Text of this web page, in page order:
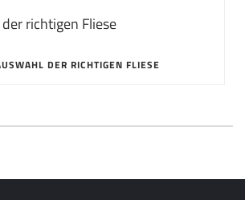
DER RICHTIGEN FLIESE